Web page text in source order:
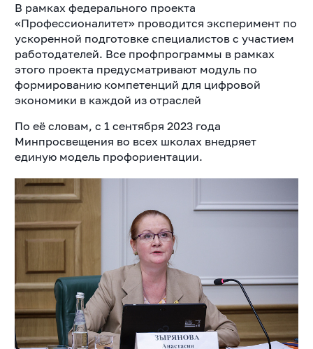
В рамках федерального проекта
«Профессионалитет» проводится эксперимент по
ускоренной подготовке специалистов с участием
работодателей. Все профпрограммы в рамках
этого проекта предусматривают модуль по
формированию компетенций для цифровой
экономики в каждой из отраслей
По её словам, с 1 сентября 2023 года
Минпросвещения во всех школах внедряет
единую модель профориентации.